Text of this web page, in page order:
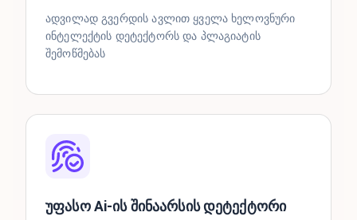
ადვილად გვერდის ავლით ყველა ხელოვნური
ინტელექტის დეტექტორს და პლაგიატის
შემოწმებას
უფასო Ai-ის შინაარსის დეტექტორი